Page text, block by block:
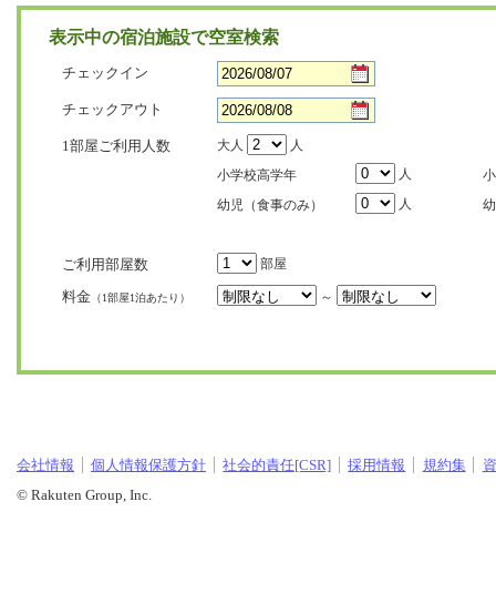
表示中の宿泊施設で空室検索
チェックイン
チェックアウト
1部屋ご利用人数 大人
人
小学校高学年
人
幼児（食事のみ）
人
ご利用部屋数 部屋
料金 （1部屋1泊あたり） ～
会社情報 個人情報保護方針 社会的責任[CSR] 採用情報 規約集
© Rakuten Group, Inc.